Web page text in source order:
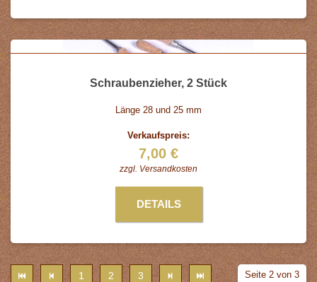
Schraubenzieher, 2 Stück
Länge 28 und 25 mm
Verkaufspreis:
7,00 €
zzgl. Versandkosten
DETAILS
1 2 3 Seite 2 von 3